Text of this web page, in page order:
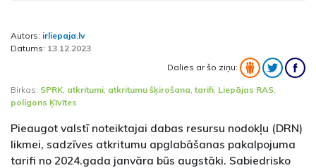
Autors: irliepaja.lv
Datums: 13.12.2023
Dalies ar šo ziņu:
Birkas: SPRK atkritumi atkritumu šķirošana ,tarifi Liepājas RAS
poligons Ķīvītes
Pieaugot valstī noteiktajai dabas resursu nodokļu (DRN)
likmei, sadzīves atkritumu apglabāšanas pakalpojuma
tarifi no 2024.gada janvāra būs augstāki. Sabiedrisko